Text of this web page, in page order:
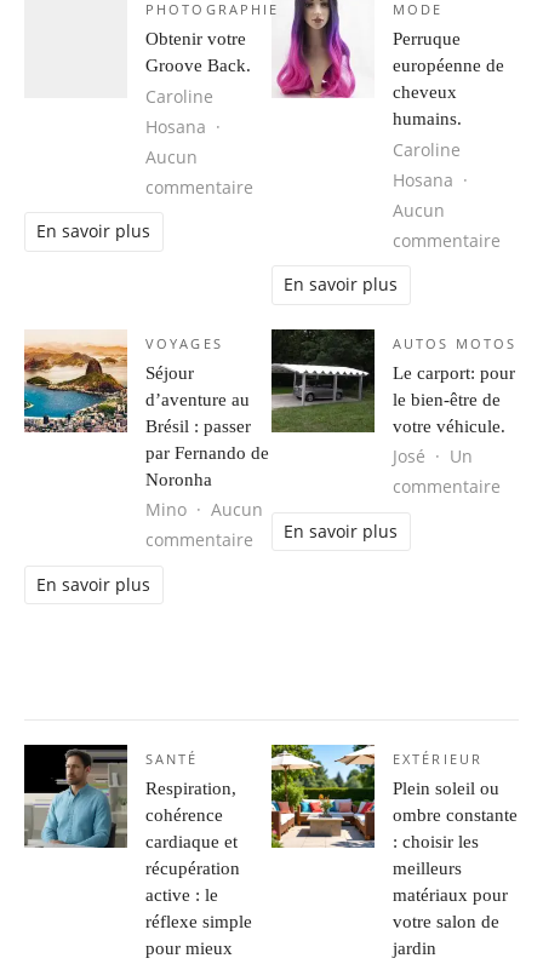
PHOTOGRAPHIE
Obtenir votre
Groove Back.
Caroline
Hosana
Aucun
commentaire sur Obtenir votre Groove Back.
En savoir plus
MODE
Perruque
européenne de
cheveux
humains.
Caroline
Hosana
Aucun
commentaire
En savoir plus
VOYAGES
Séjour
d’aventure au
Brésil : passer
par Fernando de
Noronha
Mino
Aucun
commentaire sur Séjour d’aventure au Brésil :
En savoir plus
AUTOS MOTOS
Le carport: pour
le bien-être de
votre véhicule.
José
Un
commentaire
En savoir plus
SANTÉ
Respiration,
cohérence
cardiaque et
récupération
active : le
réflexe simple
pour mieux
EXTÉRIEUR
Plein soleil ou
ombre constante
: choisir les
meilleurs
matériaux pour
votre salon de
jardin